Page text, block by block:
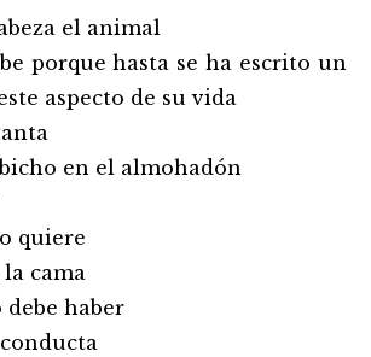
el animal
porque hasta se ha escrito un
aspecto de su vida
en el almohadón
quiere
cama
debe haber